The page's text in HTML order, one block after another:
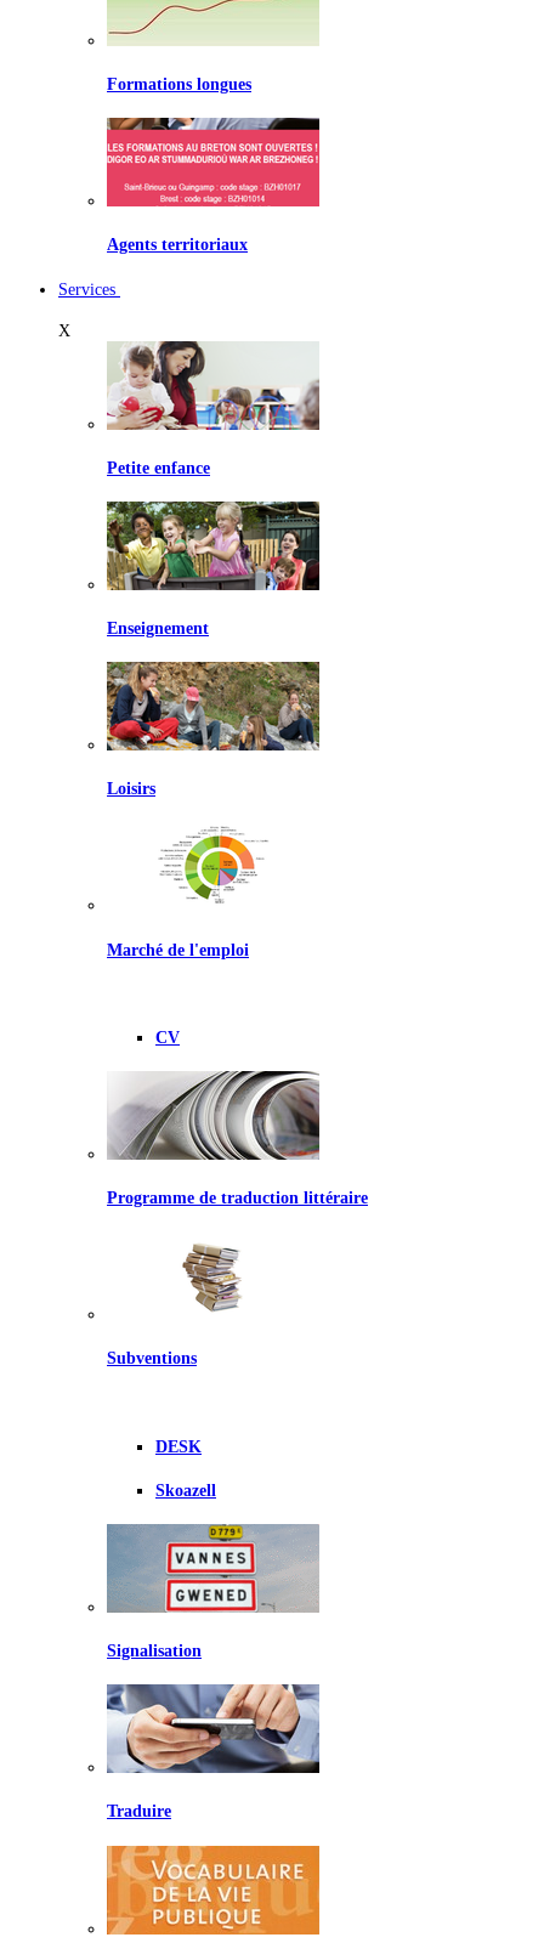
Formations longues
Agents territoriaux
Services
X
Petite enfance
Enseignement
Loisirs
Marché de l'emploi
CV
Programme de traduction littéraire
Subventions
DESK
Skoazell
Signalisation
Traduire